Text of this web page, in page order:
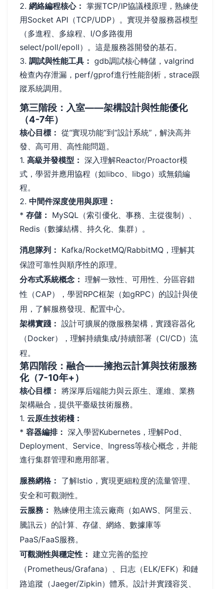
2. 網絡編程核心： 掌握TCP/IP協議棧原理，熟練使
用Socket API（TCP/UDP）。實現并發服務器模型
（多進程、多線程、I/O多路復用
select/poll/epoll）。這是服務器開發的基石。
3. 調試與性能工具： gdb調試核心轉儲，valgrind
檢查內存泄漏，perf/gprof進行性能剖析，strace跟
蹤系統調用。
第三階段：入室——架構設計與性能優化
（4-7年）
核心目標： 從“實現功能”到“設計系統”，解決高并
發、高可用、高性能問題。
1. 高級并發模型： 深入理解Reactor/Proactor模
式，學習并應用協程（如libco、libgo）或無鎖編
程。
2. 中間件深度使用與原理：
* 存儲： MySQL（索引優化、事務、主從復制）、
Redis（數據結構、持久化、集群）。
消息隊列： Kafka/RocketMQ/RabbitMQ，理解其
保證可靠性與順序性的原理。
分布式系統概念： 理解一致性、可用性、分區容錯
性（CAP），學習RPC框架（如gRPC）的設計與使
用，了解服務發現、配置中心。
架構實踐： 設計可擴展的微服務架構，實踐容器化
（Docker），理解持續集成/持續部署（CI/CD）流
程。
第四階段：融合——擁抱云計算與技術服務
化（7-10年+）
核心目標： 將深厚后端能力與云原生、運維、業務
架構融合，提供平臺級技術服務。
1. 云原生技術棧：
* 容器編排： 深入學習Kubernetes，理解Pod、
Deployment、Service、Ingress等核心概念，并能
進行集群管理和應用部署。
服務網格： 了解Istio，實現更細粒度的流量管理、
安全和可觀測性。
云服務： 熟練使用主流云廠商（如AWS、阿里云、
騰訊云）的計算、存儲、網絡、數據庫等
PaaS/FaaS服務。
可觀測性與穩定性： 建立完善的監控
（Prometheus/Grafana）、日志（ELK/EFK）和鏈
路追蹤（Jaeger/Zipkin）體系。設計并實踐容災、